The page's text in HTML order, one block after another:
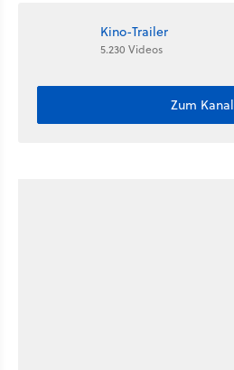
Kino-Trailer
5.230 Videos
Zum Kanal